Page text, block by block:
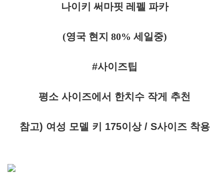
나이키 써마핏 레펠 파카
(영국 현지 80% 세일중)
#사이즈팁
평소 사이즈에서 한치수 작게 추천
참고) 여성 모델 키 175이상 / S사이즈 착용